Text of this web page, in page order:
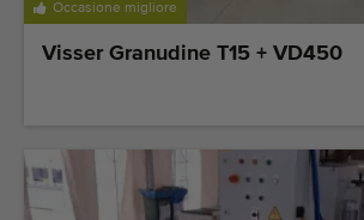
Occasione migliore
Visser Granudine T15 + VD450